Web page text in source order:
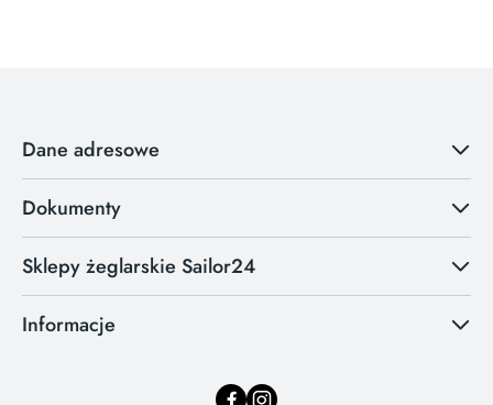
Dane adresowe
Dokumenty
Sklepy żeglarskie Sailor24
Informacje